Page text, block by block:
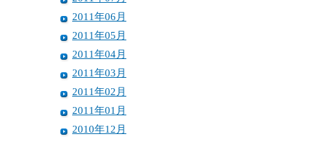
2011年06月
2011年05月
2011年04月
2011年03月
2011年02月
2011年01月
2010年12月